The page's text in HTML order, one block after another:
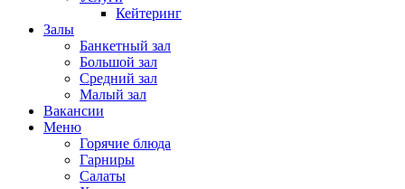
Кейтеринг
Залы
Банкетный зал
Большой зал
Средний зал
Малый зал
Вакансии
Меню
Горячие блюда
Гарниры
Салаты